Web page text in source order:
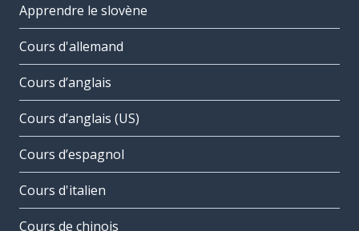
Apprendre le slovène
Cours d'allemand
Cours d’anglais
Cours d’anglais (US)
Cours d’espagnol
Cours d'italien
Cours de chinois